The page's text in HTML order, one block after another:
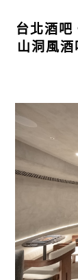
台北酒
山洞風